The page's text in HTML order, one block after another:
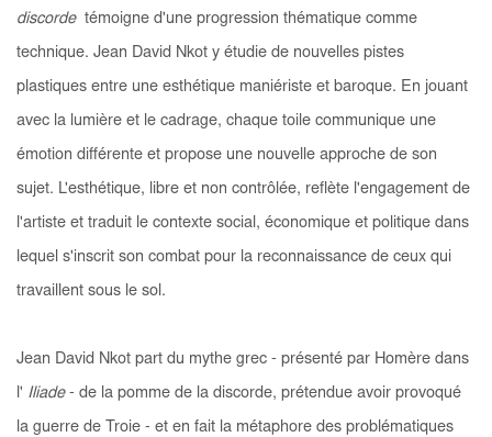
discorde témoigne d'une progression thématique comme
technique. Jean David Nkot y étudie de nouvelles pistes
plastiques entre une esthétique maniériste et baroque. En jouant
avec la lumière et le cadrage, chaque toile communique une
émotion différente et propose une nouvelle approche de son
sujet. L'esthétique, libre et non contrôlée, reflète l'engagement de
l'artiste et traduit le contexte social, économique et politique dans
lequel s'inscrit son combat pour la reconnaissance de ceux qui
travaillent sous le sol.
Jean David Nkot part du mythe grec - présenté par Homère dans
l' Iliade - de la pomme de la discorde, prétendue avoir provoqué
la guerre de Troie - et en fait la métaphore des problématiques